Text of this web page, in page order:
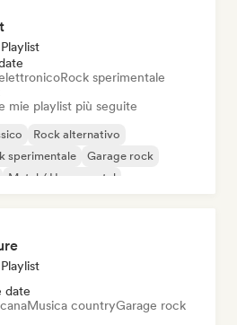
Rock sperimentale
mie playlist più seguite
Rock alternativo
sperimentale
Garage rock
Metal / Heavy metal
date
Musica countryGarage rock